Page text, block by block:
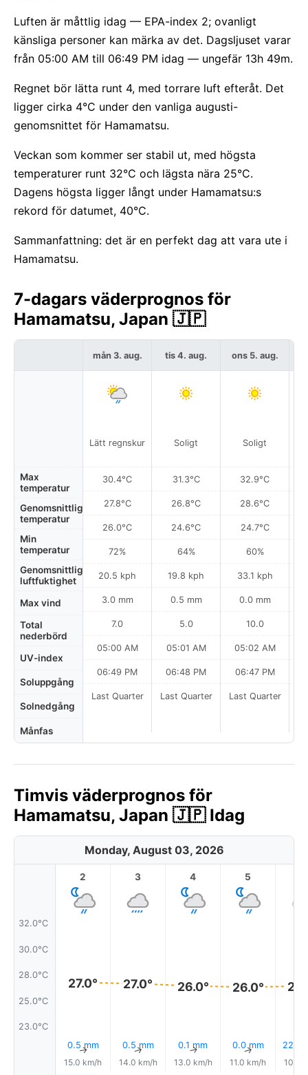
Luften är måttlig idag — EPA-index 2; ovanligt
känsliga personer kan märka av det. Dagsljuset varar
från 05:00 AM till 06:49 PM idag — ungefär 13h 49m.
Regnet bör lätta runt 4, med torrare luft efteråt. Det
ligger cirka 4°C under den vanliga augusti-
genomsnittet för Hamamatsu.
Veckan som kommer ser stabil ut, med högsta
temperaturer runt 32°C och lägsta nära 25°C.
Dagens högsta ligger långt under Hamamatsu:s
rekord för datumet, 40°C.
Sammanfattning: det är en perfekt dag att vara ute i
Hamamatsu.
7-dagars väderprognos för
Hamamatsu, Japan 🇯🇵
Max
temperatur
Genomsnittlig
temperatur
Min
temperatur
Genomsnittlig
luftfuktighet
Max vind
Total
nederbörd
UV-index
Soluppgång
Solnedgång
Månfas
mån 3. aug.
Lätt regnskur
30.4°C
27.8°C
26.0°C
72%
20.5 kph
3.0 mm
7.0
05:00 AM
06:49 PM
Last Quarter
tis 4. aug.
Soligt
31.3°C
26.8°C
24.6°C
64%
19.8 kph
0.5 mm
5.0
05:01 AM
06:48 PM
Last Quarter
ons 5. aug.
Soligt
32.9°C
28.6°C
24.7°C
60%
33.1 kph
0.0 mm
10.0
05:02 AM
06:47 PM
Last Quarter
Timvis väderprognos för
Hamamatsu, Japan 🇯🇵 Idag
Monday, August 03, 2026
32.0°C
30.0°C
28.0°C
25.0°C
23.0°C
2
27.0°
0.5 mm
↑
15.0 km/h
3
27.0°
0.5 mm
↑
14.0 km/h
4
26.0°
0.1 mm
↑
13.0 km/h
5
26.0°
0.0 mm
↑
11.0 km/h
22%
10.0